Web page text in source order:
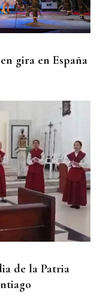
gira en España
de la Patria